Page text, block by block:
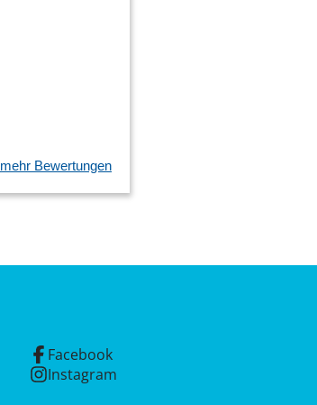
mehr Bewertungen
Facebook
Instagram